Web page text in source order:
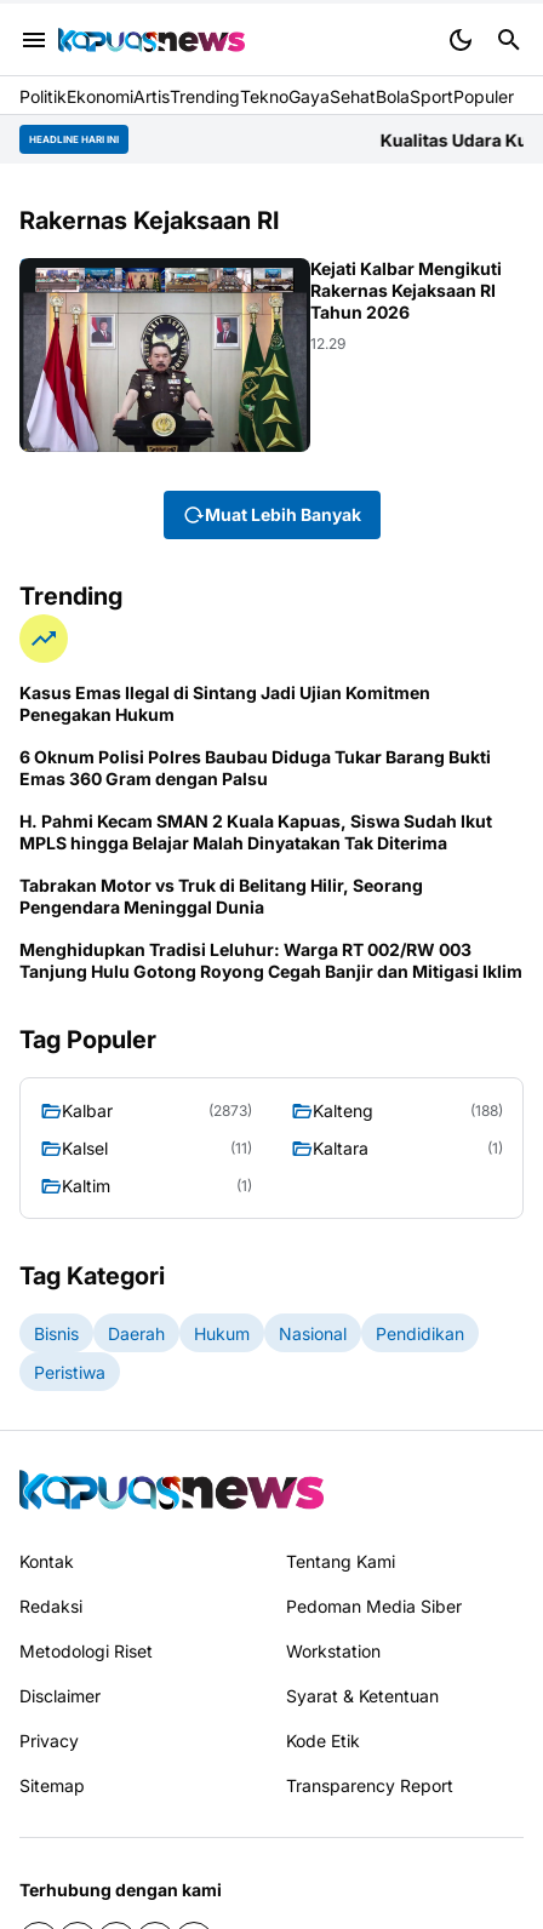
PolitikEkonomiArtisTrendingTeknoGayaSehatBolaSportPopuler
HEADLINE HARI INI Kualitas Udara Kubu Raya Jumat
Rakernas Kejaksaan RI
KALBAR
Kejati Kalbar Mengikuti
Rakernas Kejaksaan RI
Tahun 2026
12.29
Muat Lebih Banyak
Trending
Kasus Emas Ilegal di Sintang Jadi Ujian Komitmen
Penegakan Hukum
6 Oknum Polisi Polres Baubau Diduga Tukar Barang Bukti
Emas 360 Gram dengan Palsu
H. Pahmi Kecam SMAN 2 Kuala Kapuas, Siswa Sudah Ikut
MPLS hingga Belajar Malah Dinyatakan Tak Diterima
Tabrakan Motor vs Truk di Belitang Hilir, Seorang
Pengendara Meninggal Dunia
Menghidupkan Tradisi Leluhur: Warga RT 002/RW 003
Tanjung Hulu Gotong Royong Cegah Banjir dan Mitigasi Iklim
Tag Populer
Kalbar (2873) Kalteng (188)
Kalsel (11) Kaltara (1)
Kaltim (1)
Tag Kategori
Bisnis Daerah Hukum Nasional
Pendidikan
Peristiwa
Kontak Tentang Kami
Redaksi Pedoman Media Siber
Metodologi Riset Workstation
Disclaimer Syarat & Ketentuan
Privacy Kode Etik
Sitemap Transparency Report
Terhubung dengan kami